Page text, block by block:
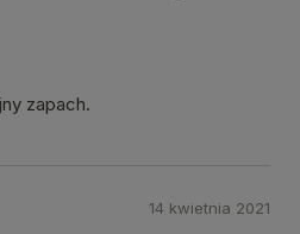
zapach.
14 kwietnia 2021